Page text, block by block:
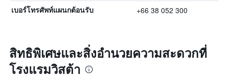
เบอร์โทรศัพท์แผนกต้อนรับ +66 38 052 300
สิทธิพิเศษและสิ่งอำนวยความสะดวกที่
โรงแรมวิสต้า